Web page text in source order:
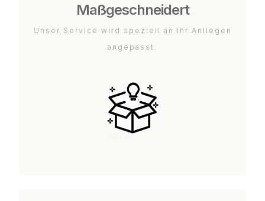
Maßgeschneidert
Unser Service wird speziell an Ihr Anliegen
angepasst.